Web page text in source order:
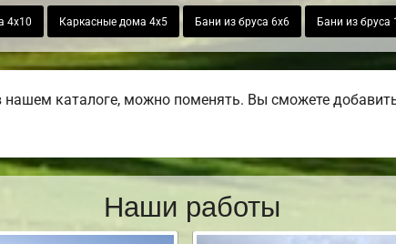
4х10 Каркасные дома 4х5 Бани из бруса 6х6 Бани из бруса
каталоге, можно поменять. Вы сможете добавить
Наши работы